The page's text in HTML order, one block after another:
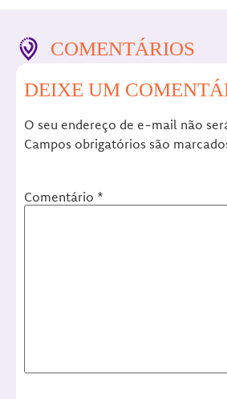
COMENTÁRIOS
DEIXE UM
O seu endereço de e-mail não
Campos obrigatórios são
Comentário *